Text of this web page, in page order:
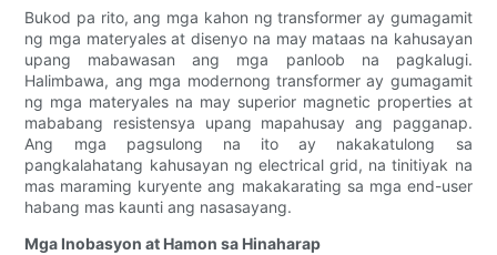
Bukod pa rito, ang mga kahon ng transformer ay gumagamit
ng mga materyales at disenyo na may mataas na kahusayan
upang mabawasan ang mga panloob na pagkalugi.
Halimbawa, ang mga modernong transformer ay gumagamit
ng mga materyales na may superior magnetic properties at
mababang resistensya upang mapahusay ang pagganap.
Ang mga pagsulong na ito ay nakakatulong sa
pangkalahatang kahusayan ng electrical grid, na tinitiyak na
mas maraming kuryente ang makakarating sa mga end-user
habang mas kaunti ang nasasayang.
Mga Inobasyon at Hamon sa Hinaharap